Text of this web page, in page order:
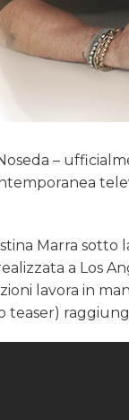
–
Marra
a Los
lavora in
teaser)